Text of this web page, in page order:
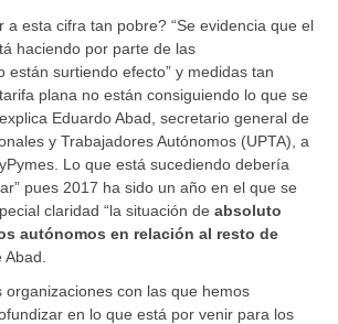
a esta cifra tan pobre? “Se evidencia que el
haciendo por parte de las
están surtiendo efecto” y medidas tan
plana no están consiguiendo lo que se
Eduardo Abad, secretario general de
y Trabajadores Autónomos (UPTA), a
Lo que está sucediendo debería
pues 2017 ha sido un año en el que se
claridad “la situación de absoluto
autónomos en relación al resto de
Abad.
organizaciones con las que hemos
en lo que está por venir para los